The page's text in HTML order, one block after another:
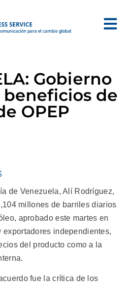
Gobierno
de
OPEP
de Venezuela, Alí Rodríguez,
millones de barriles diarios
aprobado este martes en
exportadores independientes,
del producto como a la
fue la crítica de los